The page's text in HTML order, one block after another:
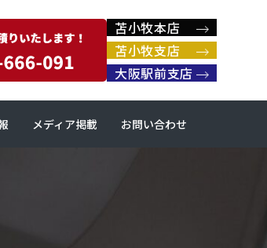
苫小牧本店
苫小牧支店
大阪駅前支店
メディア掲載 お問い合わせ